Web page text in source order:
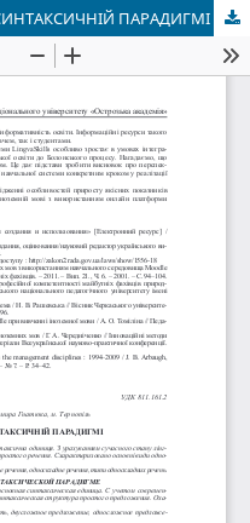
ПАРАДИГМІ